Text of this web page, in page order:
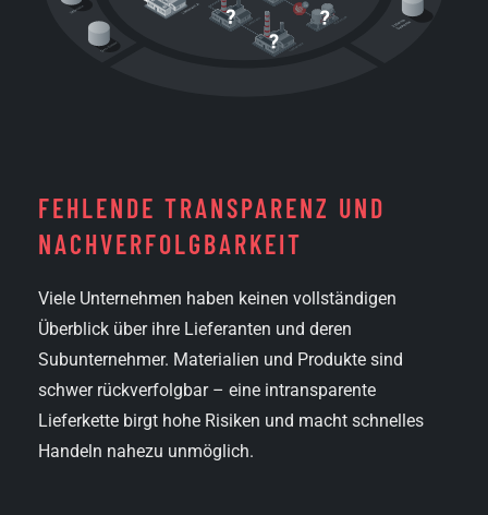
FEHLENDE TRANSPARENZ UND
NACH­VERFOLGBARKEIT
Viele Unternehmen haben keinen vollständigen
Überblick über ihre Lieferanten und deren
Subunternehmer. Materialien und Produkte sind
schwer rückverfolgbar – eine intransparente
Lieferkette birgt hohe Risiken und macht schnelles
Handeln nahezu unmöglich.